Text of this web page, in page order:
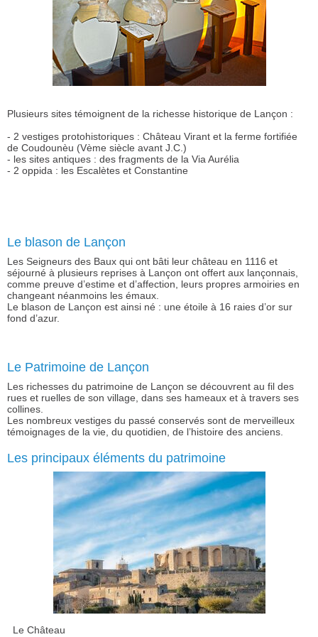
Plusieurs sites témoignent de la richesse historique de Lançon :
- 2 vestiges protohistoriques : Château Virant et la ferme fortifiée
de Coudounèu (Vème siècle avant J.C.)
- les sites antiques : des fragments de la Via Aurélia
- 2 oppida : les Escalètes et Constantine
Le blason de Lançon
Les Seigneurs des Baux qui ont bâti leur château en 1116 et
séjourné à plusieurs reprises à Lançon ont offert aux lançonnais,
comme preuve d’estime et d’affection, leurs propres armoiries en
changeant néanmoins les émaux.
Le blason de Lançon est ainsi né : une étoile à 16 raies d’or sur
fond d’azur.
Le Patrimoine de Lançon
Les richesses du patrimoine de Lançon se découvrent au fil des
rues et ruelles de son village, dans ses hameaux et à travers ses
collines.
Les nombreux vestiges du passé conservés sont de merveilleux
témoignages de la vie, du quotidien, de l’histoire des anciens.
Les principaux éléments du patrimoine
Le Château